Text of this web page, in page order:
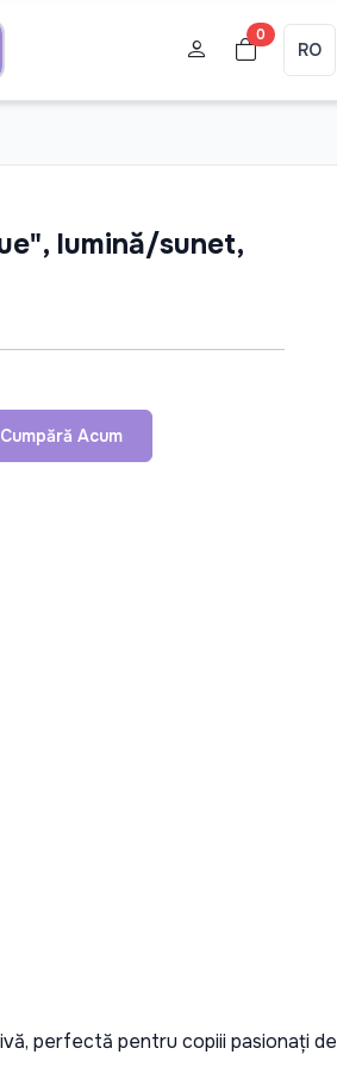
0
RO
lumină/sunet,
Cumpără Acum
perfectă pentru copiii pasionați de